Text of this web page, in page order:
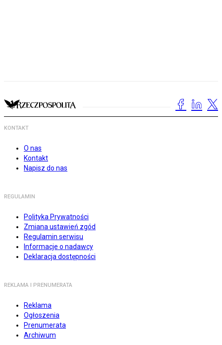
KONTAKT
O nas
Kontakt
Napisz do nas
REGULAMIN
Polityka Prywatności
Zmiana ustawień zgód
Regulamin serwisu
Informacje o nadawcy
Deklaracja dostępności
REKLAMA I PRENUMERATA
Reklama
Ogłoszenia
Prenumerata
Archiwum